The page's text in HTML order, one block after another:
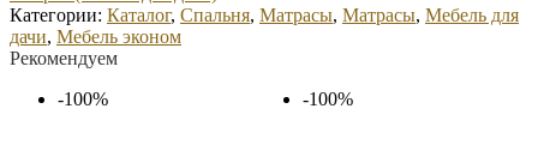
Категории: Каталог, Спальня, Матрасы, Матрасы, Мебель для
дачи, Мебель эконом
Рекомендуем
-100%
-100%